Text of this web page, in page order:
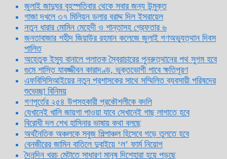
জুলাই জাদুঘর বৃহস্পতিবার থেকে সবার জন্য উন্মুক্ত
গাজা দখলে ৩৭ মিলিয়ন ডলার বরাদ্দ দিল ইসরায়েল
নতুন ধারার মোমিন মেহেদী ও শান্তাসহ গ্রেফতার ৬
জনতাবাজার শহীদ জিয়াউর রহমান কলেজে জুলাই গণঅভ্যুত্থান দিবস
পালিত
অহেতুক ইস্যু বানালে পলাতক স্বৈরাচারের পুনরুত্থানের পথ সুগম হবে
গুমে শাস্তি যাবজ্জীবন কারাদণ্ড, ভুক্তভোগী পাবে ক্ষতিপূরণ
এফবিসিসিআইয়ের নতুন প্রশাসকের সাথে সম্মিলিত ব্যবসায়ী পরিষদের
শুভেচ্ছা বিনিময়
গণপূর্তের ২৫৪ উপসহকারী প্রকৌশলীকে বদলি
যেখানেই খালি জায়গা পাওয়া যাবে সেখানেই গাছ লাগাতে হবে
বিরোধী দল শেখ হাসিনার ভাষায় কথা বলছে
অর্থনৈতিক অঞ্চলকে সবুজ শিল্পাঞ্চল হিসেবে গড়ে তুলতে হবে
বেনজীরের জামিন বাতিলে দুবাইয়ে ‌‘ল’ ফার্ম নিয়োগ
দৈনন্দিন খরচ মেটাতে সাধারণ মানুষ দিশেহারা হয়ে পড়ছে